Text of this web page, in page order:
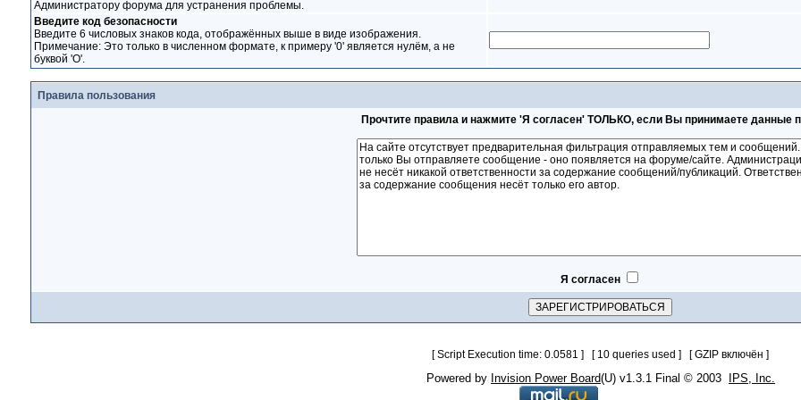
Администратору форума для устранения проблемы.
Введите код безопасности
Введите 6 числовых знаков кода, отображённых выше в виде изображения.
Примечание: Это только в численном формате, к примеру '0' является нулём, а не
буквой 'O'.
Правила пользования
Прочтите правила и нажмите 'Я согласен' ТОЛЬКО, если Вы принимаете данные
Я согласен
[ Script Execution time: 0.0581 ] [ 10 queries used ] [ GZIP включён ]
Powered by Invision Power Board(U) v1.3.1 Final © 2003 IPS, Inc.